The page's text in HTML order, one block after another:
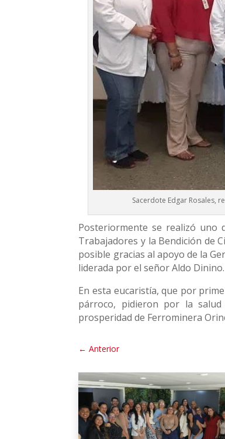
Sacerdote Edgar Rosales,
Posteriormente se realizó uno
Trabajadores y la Bendición de
posible gracias al apoyo de la
liderada por el señor Aldo Dinino.
En esta eucaristía, que por
párroco, pidieron por la
prosperidad de Ferrominera
←Anterior